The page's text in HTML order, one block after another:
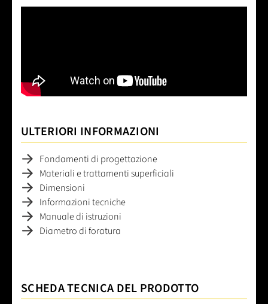
ULTERIORI INFORMAZIONI
Fondamenti di progettazione
Materiali e trattamenti superficiali
Dimensioni
Informazioni tecniche
Manuale di istruzioni
Diametro di foratura
SCHEDA TECNICA DEL PRODOTTO